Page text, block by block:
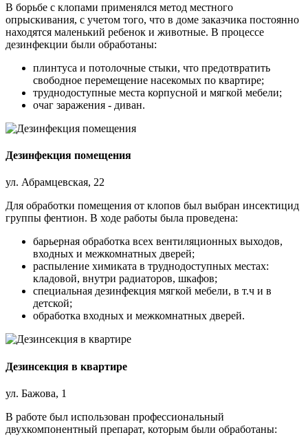
В борьбе с клопами применялся метод местного
опрыскивания, с учетом того, что в доме заказчика постоянно
находятся маленький ребенок и животные. В процессе
дезинфекции были обработаны:
плинтуса и потолочные стыки, что предотвратить
свободное перемещение насекомых по квартире;
труднодоступные места корпусной и мягкой мебели;
очаг заражения - диван.
Дезинфекция помещения
ул. Абрамцевская, 22
Для обработки помещения от клопов был выбран инсектицид
группы фентион. В ходе работы была проведена:
барьерная обработка всех вентиляционных выходов,
входных и межкомнатных дверей;
распыление химиката в труднодоступных местах:
кладовой, внутри радиаторов, шкафов;
специальная дезинфекция мягкой мебели, в т.ч и в
детской;
обработка входных и межкомнатных дверей.
Дезинсекция в квартире
ул. Бажова, 1
В работе был использован профессиональный
двухкомпонентный препарат, которым были обработаны: